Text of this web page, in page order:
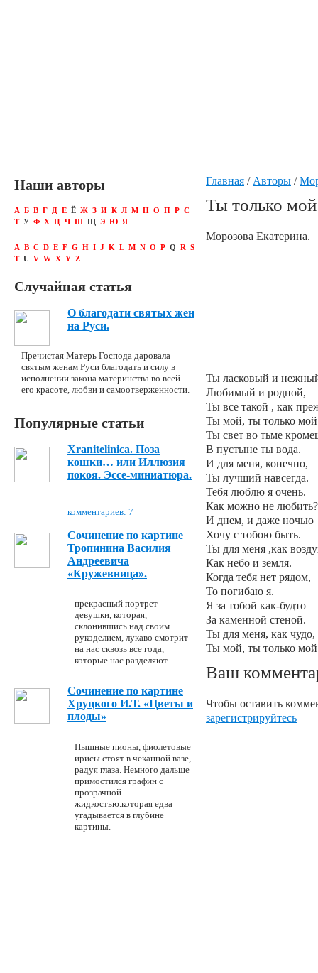
Главная /Авторы /
Ты только мой
Морозова Екатерина.
Ты ласковый и
Любимый и родной,
Ты все такой , как
Ты мой, ты только
Ты свет во тьме
В пустыне ты вода.
И для меня, конечно,
Ты лучший навсегда.
Тебя люблю я очень.
Как можно не
И днем, и даже ночью
Хочу с тобою быть.
Ты для меня ,как
Как небо и земля.
Когда тебя нет рядом,
То погибаю я.
Я за тобой как-будто
За каменной стеной.
Ты для меня, как чудо,
Ты мой, ты только
Ваш
Чтобы оставить
зарегистрируйтесь
Наши авторы
А Б В Г Д Е Ё Ж З И К Л М Н О П Р С
Т У Ф Х Ц Ч Ш Щ Э Ю Я
A B C D E F G H I J K L M N O P Q R S
T U V W X Y Z
Случайная статья
О благодати святых жен
на Руси.
Пречистая Матерь Господа даровала
святым женам Руси благодать и силу в
исполнении закона материнства во всей
его красоте, любви и самоотверженности.
Популярные статьи
Xranitelinica. Поза
кошки… или Иллюзия
покоя. Эссе-миниатюра.
комментариев: 7
Сочинение по картине
Тропинина Василия
Андреевича
«Кружевница».
прекрасный портрет
девушки, которая,
склонившись над своим
рукоделием, лукаво смотрит
на нас сквозь все года,
которые нас разделяют.
Сочинение по картине
Хруцкого И.Т. «Цветы и
плоды»
Пышные пионы, фиолетовые
ирисы стоят в чеканной вазе,
радуя глаза. Немного дальше
примостился графин с
прозрачной
жидкостью.которая едва
угадывается в глубине
картины.